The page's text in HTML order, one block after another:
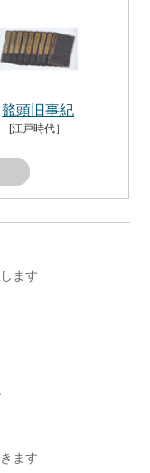
鼇頭旧事紀
[江戸時代］
ます
ます